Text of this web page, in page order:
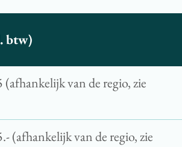
btw)
van de regio, zie
(afhankelijk van de regio, zie